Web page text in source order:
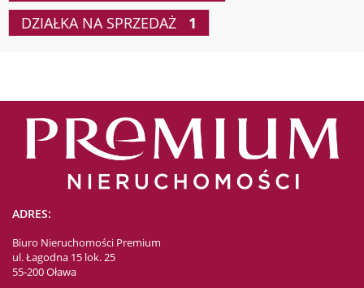
1
ADRES:
Biuro Nieruchomości Premium
ul. Łagodna 15 lok. 25
55-200 Oława